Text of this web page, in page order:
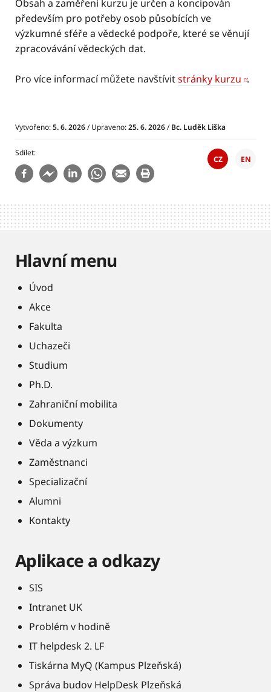
Obsah a zaměření kurzu je určen a koncipován
především pro potřeby osob působících ve
výzkumné sféře a vědecké podpoře, které se věnují
zpracovávání vědeckých dat.
Pro více informací můžete navštívitstránky kurzu .
Vytvořeno:5. 6. 2026/ Upraveno:25. 6. 2026/Bc. Luděk Liška
Sdílet
CZ EN
Hlavní menu
Úvod
Akce
Fakulta
Uchazeči
Studium
Ph.D.
Zahraniční mobilita
Dokumenty
Věda a výzkum
Zaměstnanci
Specializační
Alumni
Kontakty
Aplikace a odkazy
SIS
Intranet UK
Problém v hodině
IT helpdesk 2. LF
Tiskárna MyQ (Kampus Plzeňská)
Správa budov HelpDesk Plzeňská